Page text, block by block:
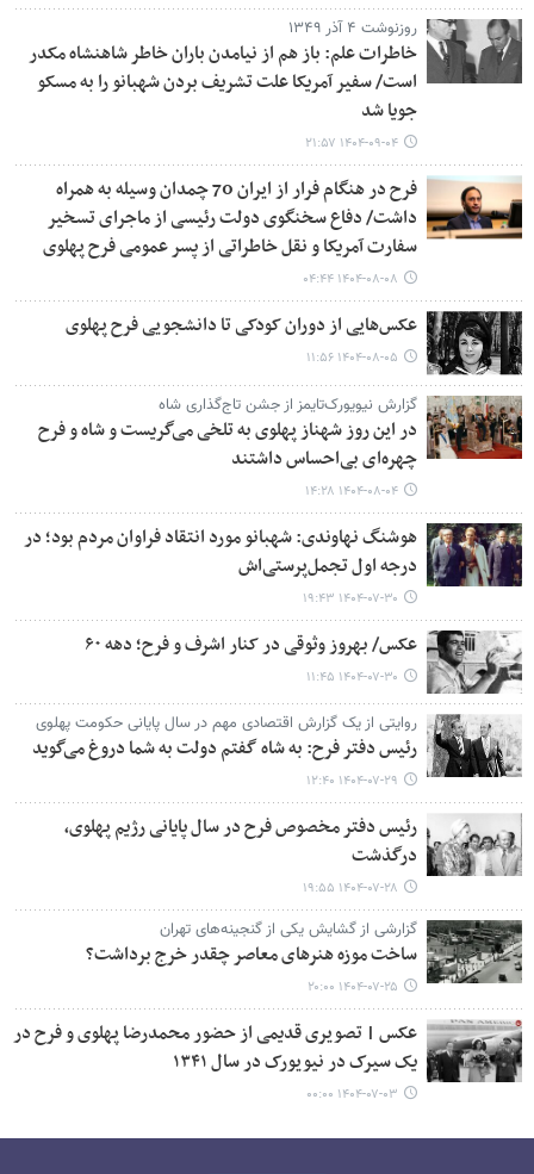
روزنوشت ۴ آذر ۱۳۴۹
خاطرات علم: باز هم از نیامدن باران خاطر شاهنشاه مکدر
است/ سفیر آمریکا علت تشریف بردن شهبانو را به مسکو
جویا شد
۱۴۰۴-۰۹-۰۴ ۲۱:۵۷
فرح در هنگام فرار از ایران 70 چمدان وسیله به همراه
داشت/ دفاع سخنگوی دولت رئیسی از ماجرای تسخیر
سفارت آمریکا و نقل خاطراتی از پسر عمومی فرح پهلوی
۱۴۰۴-۰۸-۰۸ ۰۴:۴۴
عکس‌هایی از دوران کودکی تا دانشجویی فرح پهلوی
۱۴۰۴-۰۸-۰۵ ۱۱:۵۶
گزارش نیویورک‌تایمز از جشن‌ تاج‌گذاری شاه
در این روز شهناز پهلوی به تلخی می‌گریست و شاه و فرح
چهره‌ای بی‌احساس داشتند
۱۴۰۴-۰۸-۰۴ ۱۴:۲۸
هوشنگ نهاوندی: شهبانو مورد انتقاد فراوان مردم بود؛ در
درجه اول تجمل‌پرستی‌‎اش
۱۴۰۴-۰۷-۳۰ ۱۹:۴۳
عکس/ بهروز وثوقی در کنار اشرف و فرح؛ دهه ۶۰
۱۴۰۴-۰۷-۳۰ ۱۱:۴۵
روایتی از یک گزارش اقتصادی مهم در سال پایانی حکومت پهلوی
رئیس دفتر فرح: به شاه گفتم دولت به شما دروغ می‌گوید
۱۴۰۴-۰۷-۲۹ ۱۲:۴۰
رئیس دفتر مخصوص فرح در سال پایانی رژیم پهلوی،
درگذشت
۱۴۰۴-۰۷-۲۸ ۱۹:۵۵
گزارشی از گشایش یکی از گنجینه‌های تهران
ساخت موزه هنرهای معاصر چقدر خرج برداشت؟
۱۴۰۴-۰۷-۲۵ ۲۰:۰۰
عکس | تصویری قدیمی از حضور محمدرضا پهلوی و فرح در
یک سیرک در نیویورک در سال ۱۳۴۱
۱۴۰۴-۰۷-۰۳ ۰۰:۰۰